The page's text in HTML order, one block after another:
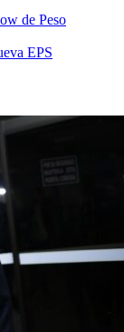
de Peso
EPS